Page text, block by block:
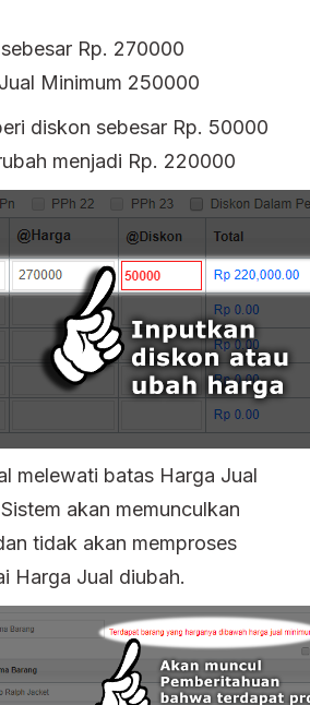
Rp. 270000
Minimum 250000
diskon sebesar Rp. 50000
menjadi Rp. 220000
melewati batas Harga Jual
akan memunculkan
tidak akan memproses
Harga Jual diubah.